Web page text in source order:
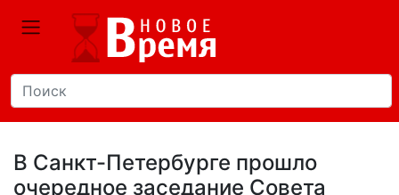
В Санкт-Петербурге прошло
очередное заседание Совета